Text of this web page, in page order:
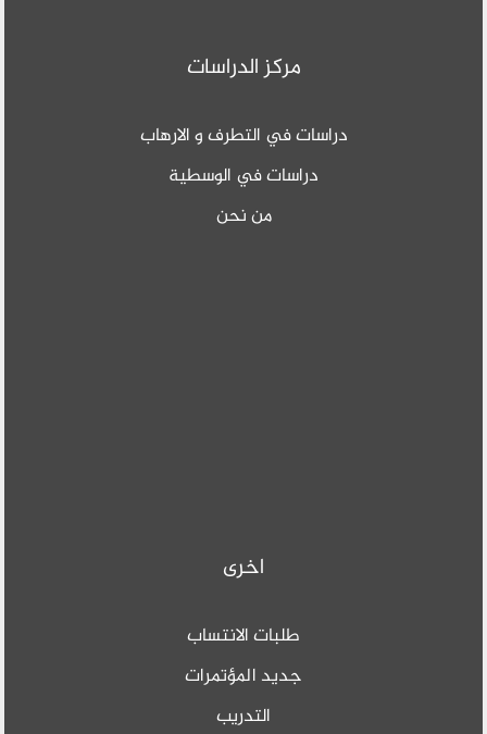
مركز الدراسات
دراسات في التطرف و الارهاب
دراسات في الوسطية
من نحن
اخرى
طلبات الانتساب
جديد المؤتمرات
التدريب